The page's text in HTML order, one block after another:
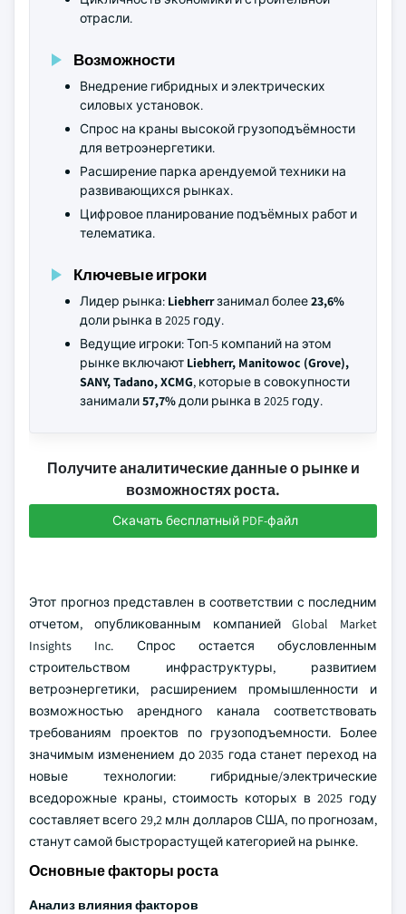
отрасли.
Возможности
Внедрение гибридных и электрических
силовых установок.
Спрос на краны высокой грузоподъёмности
для ветроэнергетики.
Расширение парка арендуемой техники на
развивающихся рынках.
Цифровое планирование подъёмных работ и
телематика.
Ключевые игроки
Лидер рынка: Liebherrзанимал более23,6%
доли рынка в 2025 году.
Ведущие игроки: Топ-5 компаний на этом
рынке включают Liebherr, Manitowoc (Grove),
SANY, Tadano, XCMG, которые в совокупности
занимали57,7%доли рынка в 2025 году.
Получите аналитические данные о рынке и
возможностях роста.
Скачать бесплатный PDF-файл
Этот прогноз представлен в соответствии с последним
отчетом, опубликованным компанией Global Market
Insights Inc. Спрос остается обусловленным
строительством инфраструктуры, развитием
ветроэнергетики, расширением промышленности и
возможностью арендного канала соответствовать
требованиям проектов по грузоподъемности. Более
значимым изменением до 2035 года станет переход на
новые технологии: гибридные/электрические
вседорожные краны, стоимость которых в 2025 году
составляет всего 29,2 млн долларов США, по прогнозам,
станут самой быстрорастущей категорией на рынке.
Основные факторы роста
Анализ влияния факторов